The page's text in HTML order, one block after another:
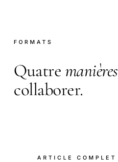
FORMATS
Quatre manières
collaborer.
ARTICLE COMPLET